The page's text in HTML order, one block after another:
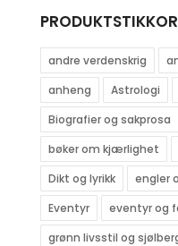
andre verdenskrig
anheng
Astrologi
Biografier og sakprosa
bøker om kjærlighet
Dikt og lyrikk
engler
Eventyr
eventyr og
grønn livsstil og